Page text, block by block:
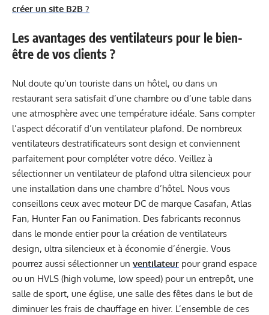
créer un site B2B ?
Les avantages des ventilateurs pour le bien-
être de vos clients ?
Nul doute qu’un touriste dans un hôtel, ou dans un
restaurant sera satisfait d’une chambre ou d’une table dans
une atmosphère avec une température idéale. Sans compter
l’aspect décoratif d’un ventilateur plafond. De nombreux
ventilateurs destratificateurs sont design et conviennent
parfaitement pour compléter votre déco. Veillez à
sélectionner un ventilateur de plafond ultra silencieux pour
une installation dans une chambre d’hôtel. Nous vous
conseillons ceux avec moteur DC de marque Casafan, Atlas
Fan, Hunter Fan ou Fanimation. Des fabricants reconnus
dans le monde entier pour la création de ventilateurs
design, ultra silencieux et à économie d’énergie. Vous
pourrez aussi sélectionner un ventilateur pour grand espace
ou un HVLS (high volume, low speed) pour un entrepôt, une
salle de sport, une église, une salle des fêtes dans le but de
diminuer les frais de chauffage en hiver. L’ensemble de ces